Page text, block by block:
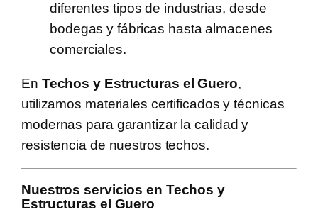
diferentes tipos de industrias, desde
bodegas y fábricas hasta almacenes
comerciales.
En Techos y Estructuras el Guero,
utilizamos materiales certificados y técnicas
modernas para garantizar la calidad y
resistencia de nuestros techos.
Nuestros servicios en Techos y
Estructuras el Guero